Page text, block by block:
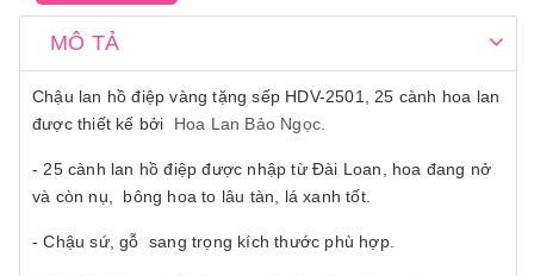
thăng chức...
MÔ TẢ
Chậu lan hồ điệp vàng tặng sếp HDV-2501, 25 cành hoa lan
được thiết kế bởi
Hoa Lan Bảo Ngọc.
- 25 cành lan hồ điệp được nhập từ Đài Loan, hoa đang nở
và còn nụ, bông hoa to lâu tàn, lá xanh tốt.
- Chậu sứ, gỗ sang trọng kích thước phù hợp.